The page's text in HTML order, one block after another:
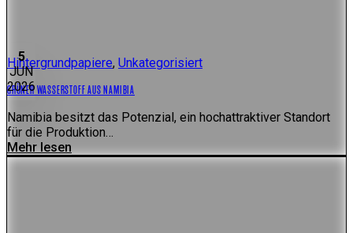
5
JUN
2026
Hintergrundpapiere, Unkategorisiert
GRÜNER WASSERSTOFF AUS NAMIBIA
Namibia besitzt das Potenzial, ein hochattraktiver Standort
für die Produktion…
Mehr lesen